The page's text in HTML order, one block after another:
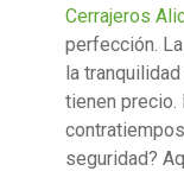
Cerrajeros
perfección.
la
tienen precio.
seguridad?